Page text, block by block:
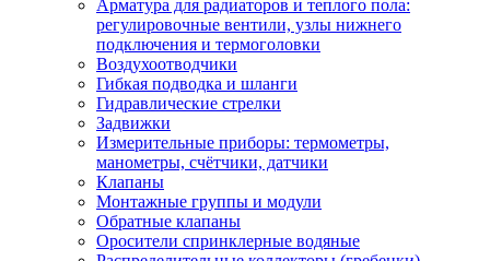
Арматура для радиаторов и теплого пола:
регулировочные вентили, узлы нижнего
подключения и термоголовки
Воздухоотводчики
Гибкая подводка и шланги
Гидравлические стрелки
Задвижки
Измерительные приборы: термометры,
манометры, счётчики, датчики
Клапаны
Монтажные группы и модули
Обратные клапаны
Оросители спринклерные водяные